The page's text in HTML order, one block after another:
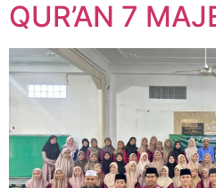
QUR’AN 7